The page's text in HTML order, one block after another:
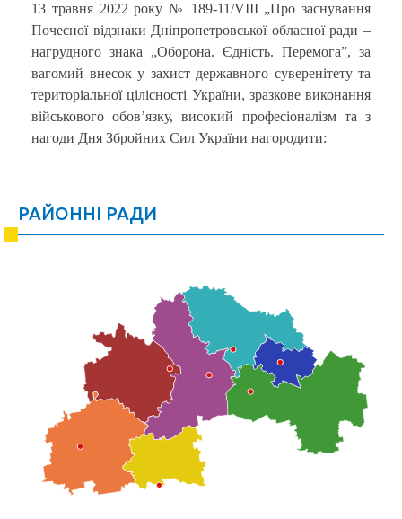
13 травня 2022 року № 189-11/VIII „Про заснування
Почесної відзнаки Дніпропетровської обласної ради –
нагрудного знака „Оборона. Єдність. Перемога”, за
вагомий внесок у захист державного суверенітету та
територіальної цілісності України, зразкове виконання
військового обов’язку, високий професіоналізм та з
нагоди Дня Збройних Сил України нагородити:
РАЙОННІ РАДИ